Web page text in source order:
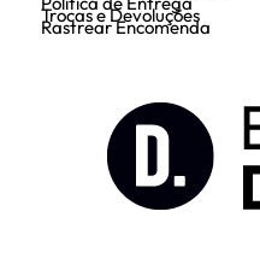
Trocas e Devoluções
Rastrear Encomenda